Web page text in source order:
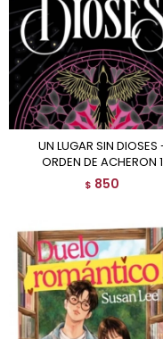
UN LUGAR SIN DIOSES -
ORDEN DE ACHERON 1
$ 850